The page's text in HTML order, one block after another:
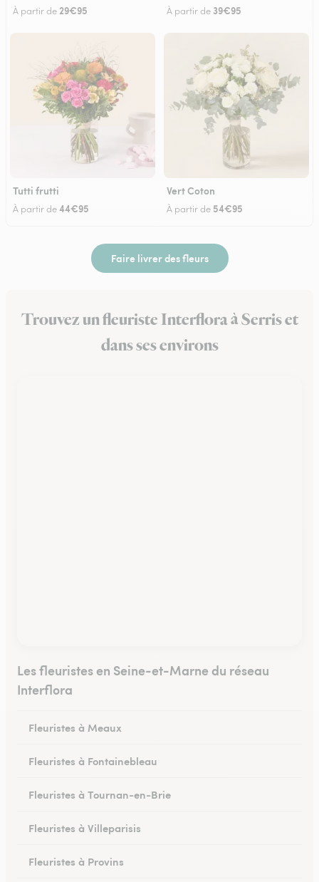
À partir de29€95 À partir de 39€95
Tutti frutti
À partir de44€95
Vert Coton
À partir de 54€95
Faire livrer des fleurs
Trouvez un fleuriste Interflora à Serris et
dans ses environs
Les fleuristes en Seine-et-Marne du réseau
Interflora
Fleuristes à Meaux
Fleuristes à Fontainebleau
Fleuristes à Tournan-en-Brie
Fleuristes à Villeparisis
Fleuristes à Provins